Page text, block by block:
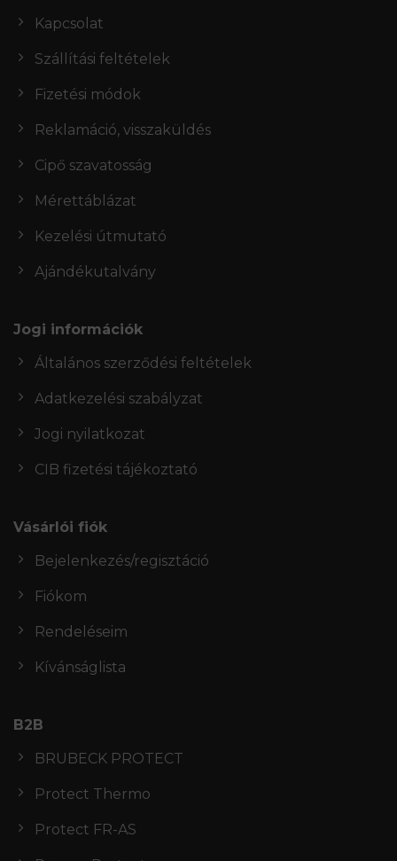
Kapcsolat
Szállítási feltételek
Fizetési módok
Reklamáció, visszaküldés
Cipő szavatosság
Mérettáblázat
Kezelési útmutató
Ajándékutalvány
Jogi információk
Általános szerződési feltételek
Adatkezelési szabályzat
Jogi nyilatkozat
CIB fizetési tájékoztató
Vásárlói fiók
Bejelenkezés/regisztáció
Fiókom
Rendeléseim
Kívánságlista
B2B
BRUBECK PROTECT
Protect Thermo
Protect FR-AS